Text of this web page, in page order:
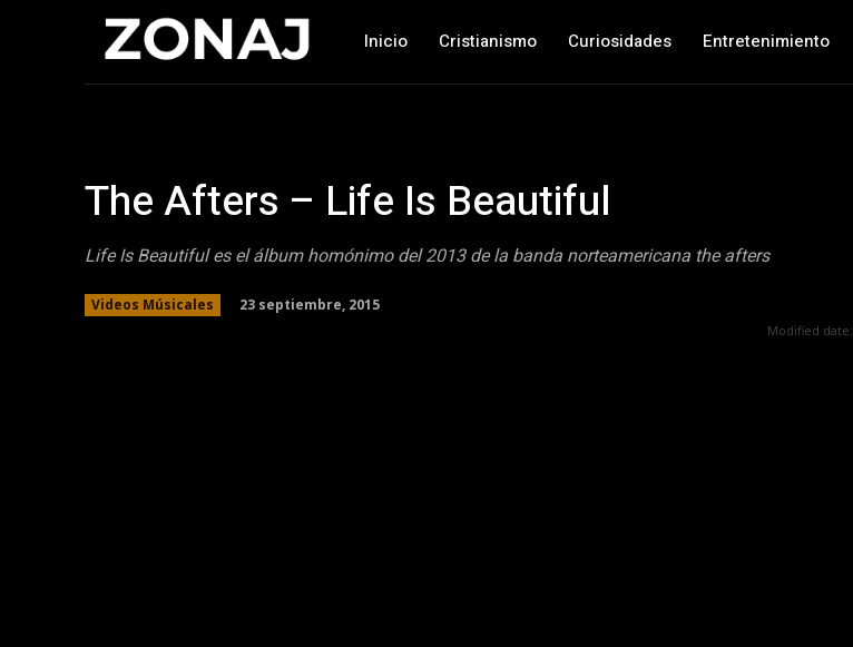
Inicio Cristianismo Curiosidades Entretenimiento
The Afters – Life Is Beautiful
Life Is Beautiful es el álbum homónimo del 2013 de la banda norteamericana the afters
Videos Músicales 23 septiembre, 2015
Modified date: